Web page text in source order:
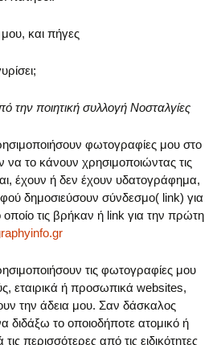
και πήγες
την ποιητική συλλογή Νοσταλγίες
φωτογραφίες μου στο
να το κάνουν χρησιμοποιώντας τις
έχουν ή δεν έχουν υδατογράφημα,
δημοσιεύσουν σύνδεσμο( link) για
τις βρήκαν ή link για την πρώτη
τις φωτογραφίες μου
εταιρικά ή προσωπικά websites,
την άδεια μου. Σαν δάσκαλος
το οποιοδήποτε ατομικό ή
περισσότερες από τις ειδικότητες